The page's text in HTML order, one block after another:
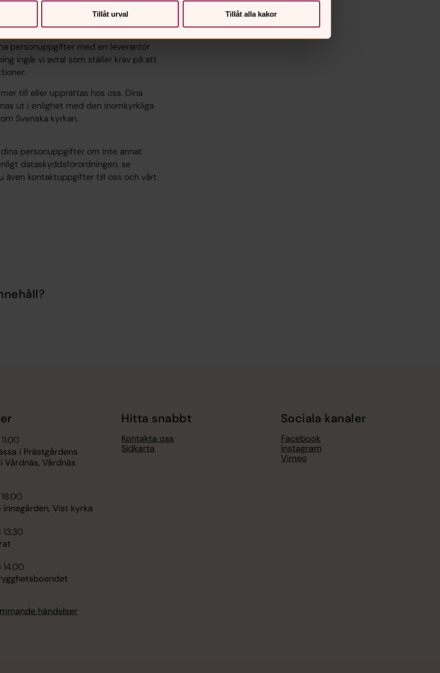
Tillåt urval Tillåt alla kakor
av IT-system och andra
komma att få tillgång till eller
personuppgifter med en leverantör
ingår vi avtal som ställer krav på att
till eller upprättas hos oss. Dina
ut i enlighet med den inomkyrkliga
Svenska kyrkan.
personuppgifter om inte annat
dataskyddsförordningen, se
även kontaktuppgifter till oss och vårt
i Prästgårdens
Vårdnäs
innegården, Vist kyrka
14.00
händelser
Hitta snabbt
Kontakta oss
Sidkarta
Sociala kanaler
Facebook
Instagram
Vimeo